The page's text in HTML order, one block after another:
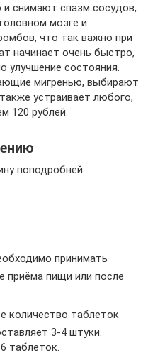
снимают спазм сосудов,
мозге и
что так важно при
начинает очень быстро,
улучшение состояния.
мигренью, выбирают
устраивает любого,
120 рублей.
поподробней.
принимать
приёма пищи или после
количество таблеток
3-4 штуки.
таблеток.